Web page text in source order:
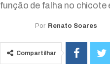
função de falha no chicote
Por Renato Soares
Compartilhar